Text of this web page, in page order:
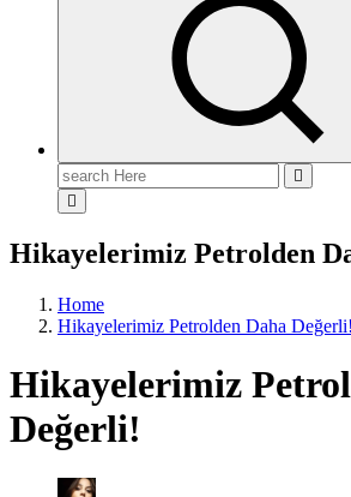
Search
for:
Hikayelerimiz Petrolden
Home
Hikayelerimiz Petrolden Daha Değerli!
Hikayelerimiz
Değerli!